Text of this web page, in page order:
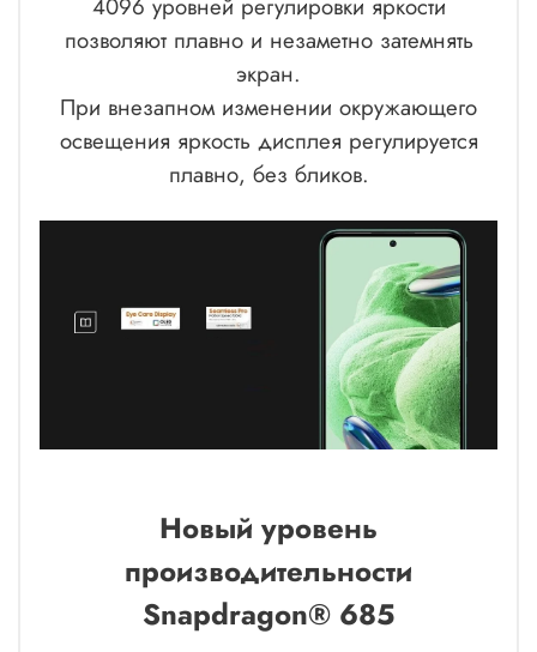
4096 уровней регулировки яркости
позволяют плавно и незаметно затемнять
экран.
При внезапном изменении окружающего
освещения яркость дисплея регулируется
плавно, без бликов.
Новый уровень
производительности
Snapdragon® 685